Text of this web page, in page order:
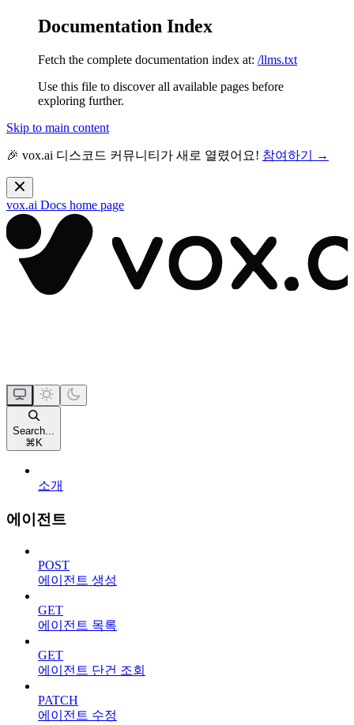
Documentation Index
Fetch the complete documentation index at: /llms.txt
Use this file to discover all available pages before
exploring further.
Skip to main content
🎉 vox.ai 디스코드 커뮤니티가 새로 열렸어요! 참여하기 →
vox.ai Docs home page
Search...
⌘ K
소개
에이전트
POST
에이전트 생성
GET
에이전트 목록
GET
에이전트 단건 조회
PATCH
에이전트 수정